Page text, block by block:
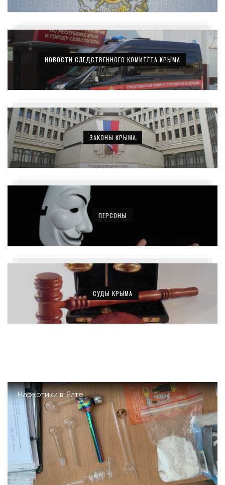
НОВОСТИ СЛЕДСТВЕННОГО КОМИТЕТА КРЫМА
ЗАКОНЫ КРЫМА
ПЕРСОНЫ
СУДЫ КРЫМА
Наркотики в Ялте